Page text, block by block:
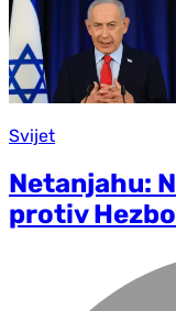
Svijet
Netanjahu:
protiv